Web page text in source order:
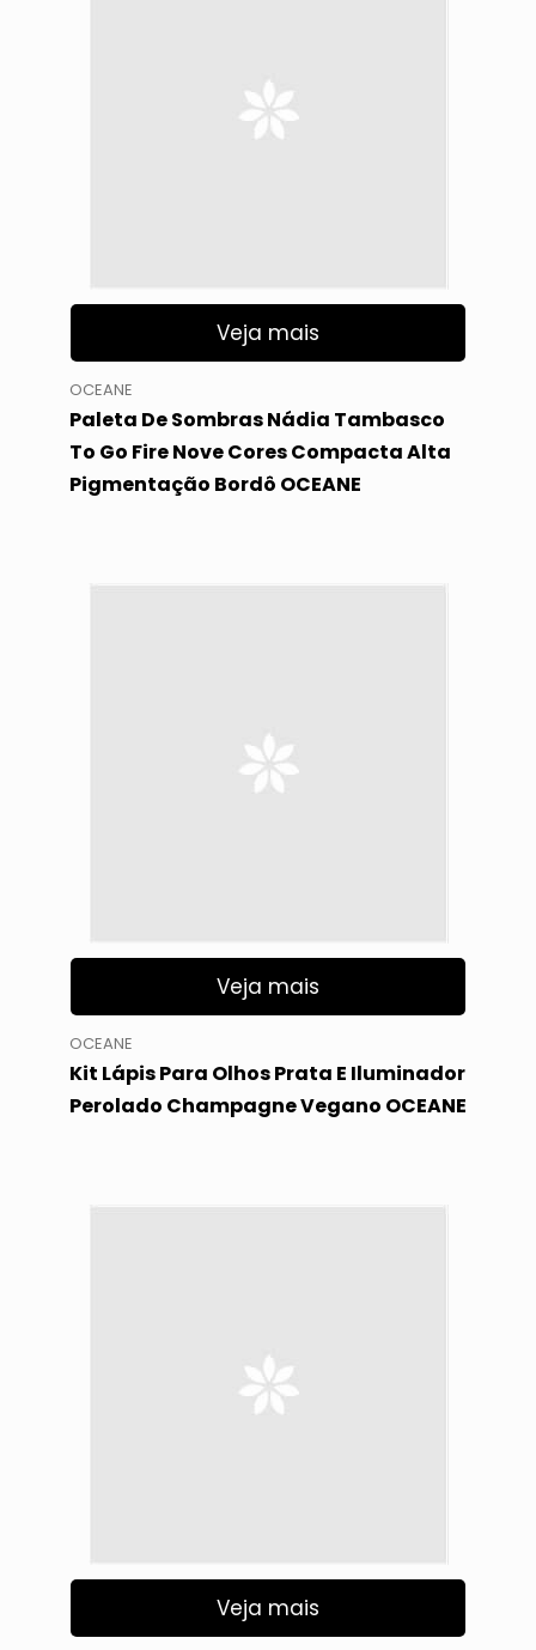
Veja mais
OCEANE
Paleta De Sombras Nádia Tambasco
To Go Fire Nove Cores Compacta Alta
Pigmentação Bordô OCEANE
Veja mais
OCEANE
Kit Lápis Para Olhos Prata E Iluminador
Perolado Champagne Vegano OCEANE
Veja mais